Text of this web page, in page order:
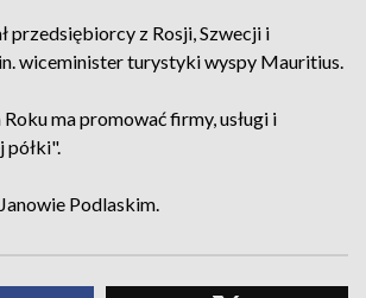
przedsiębiorcy z Rosji, Szwecji i
wiceminister turystyki wyspy Mauritius.
ma promować firmy, usługi i
półki".
Podlaskim.